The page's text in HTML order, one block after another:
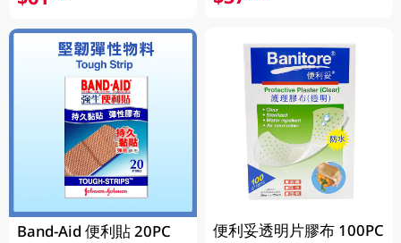
Band-Aid 便利貼 20PC 便利妥透明片膠布 100PC